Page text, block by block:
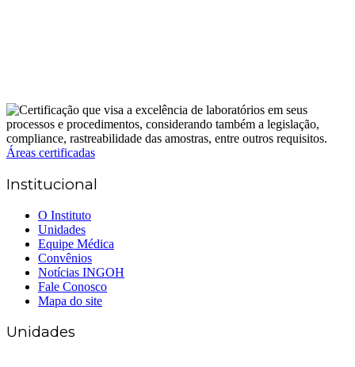
Áreas certificadas
Institucional
O Instituto
Unidades
Equipe Médica
Convênios
Notícias INGOH
Fale Conosco
Mapa do site
Unidades